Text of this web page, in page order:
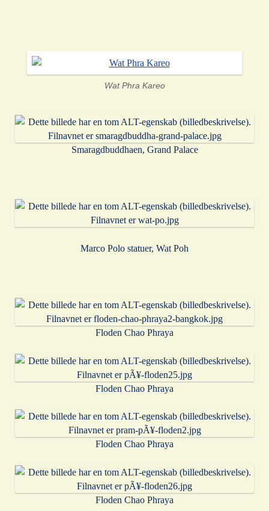
Wat Phra Kareo
Smaragdbuddhaen, Grand Palace
Marco Polo statuer, Wat Poh
Floden Chao Phraya
Floden Chao Phraya
Floden Chao Phraya
Floden Chao Phraya